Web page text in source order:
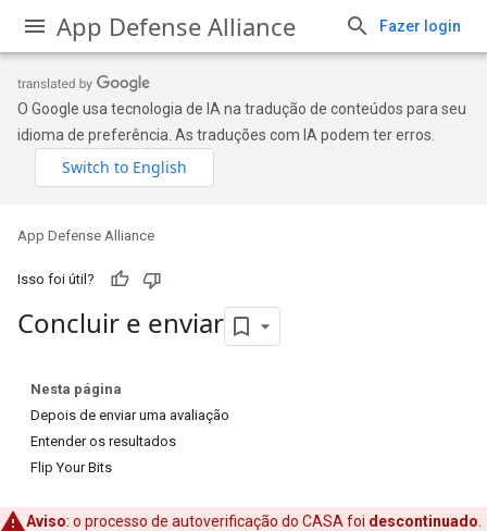
App Defense Alliance Fazer login
O Google usa tecnologia de IA na tradução de conteúdos para seu
idioma de preferência. As traduções com IA podem ter erros.
App Defense Alliance
Isso foi útil?
Concluir e enviar
Nesta página
Depois de enviar uma avaliação
Entender os resultados
Flip Your Bits
Aviso: o processo de autoverificação do CASA foi descontinuado